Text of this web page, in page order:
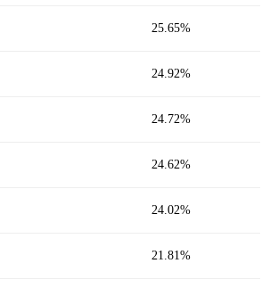
25.65%
24.92%
24.72%
24.62%
24.02%
21.81%